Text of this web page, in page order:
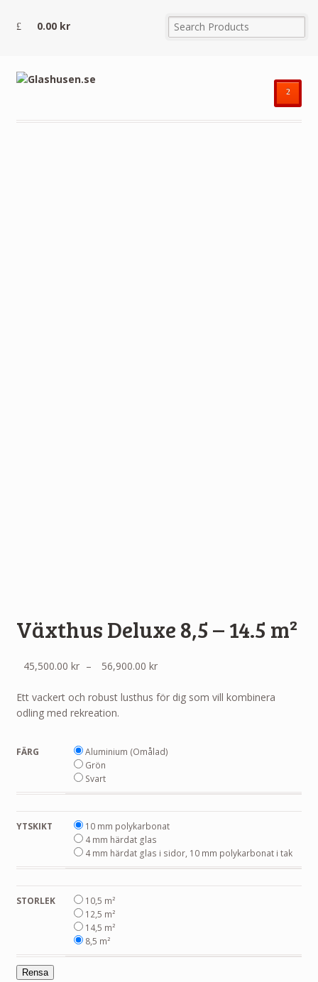
0.00 kr
²
Växthus Deluxe 8,5 – 14.5 m²
45,500.00 kr – 56,900.00 kr
till
Ett vackert och robust lusthus för dig som vill kombinera
odling med rekreation.
FÄRG
Aluminium (Omålad)
Grön
Svart
YTSKIKT
10 mm polykarbonat
4 mm härdat glas
4 mm härdat glas i sidor, 10 mm polykarbonat i tak
STORLEK
10,5 m²
12,5 m²
14,5 m²
8,5 m²
Rensa